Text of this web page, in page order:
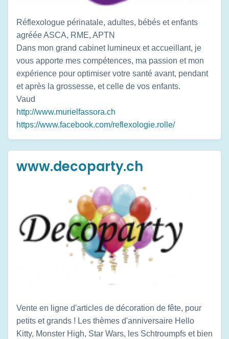
Réflexologue périnatale, adultes, bébés et enfants
agréée ASCA, RME, APTN
Dans mon grand cabinet lumineux et accueillant, je
vous apporte mes compétences, ma passion et mon
expérience pour optimiser votre santé avant, pendant
et après la grossesse, et celle de vos enfants.
Vaud
http://www.murielfassora.ch
https://www.facebook.com/reflexologie.rolle/
www.decoparty.ch
Vente en ligne d'articles de décoration de fête, pour
petits et grands ! Les thèmes d'anniversaire Hello
Kitty, Monster High, Star Wars, les Schtroumpfs et bien